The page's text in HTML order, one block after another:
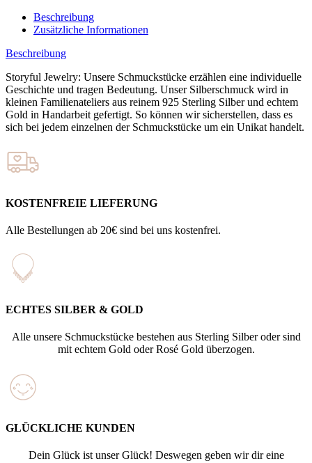
Beschreibung
Zusätzliche Informationen
Beschreibung
Storyful Jewelry: Unsere Schmuckstücke erzählen eine individuelle
Geschichte und tragen Bedeutung. Unser Silberschmuck wird in
kleinen Familienateliers aus reinem 925 Sterling Silber und echtem
Gold in Handarbeit gefertigt. So können wir sicherstellen, dass es
sich bei jedem einzelnen der Schmuckstücke um ein Unikat handelt.
KOSTENFREIE LIEFERUNG
Alle Bestellungen ab 20€ sind bei uns kostenfrei.
ECHTES SILBER & GOLD
Alle unsere Schmuckstücke bestehen aus Sterling Silber oder sind
mit echtem Gold oder Rosé Gold überzogen.
GLÜCKLICHE KUNDEN
Dein Glück ist unser Glück! Deswegen geben wir dir eine